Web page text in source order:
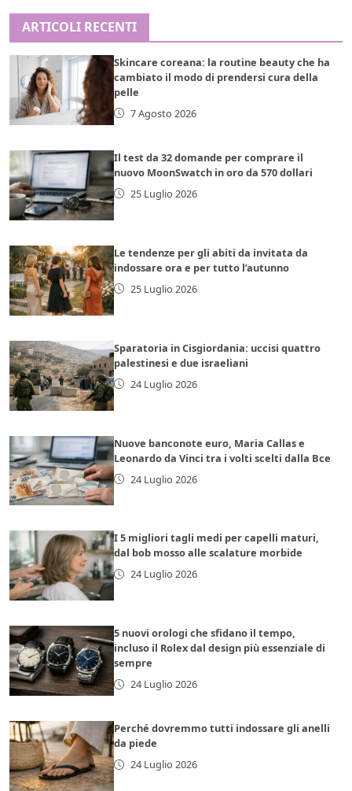
ARTICOLI RECENTI
Skincare coreana: la routine beauty che ha
cambiato il modo di prendersi cura della
pelle
7 Agosto 2026
Il test da 32 domande per comprare il
nuovo MoonSwatch in oro da 570 dollari
25 Luglio 2026
Le tendenze per gli abiti da invitata da
indossare ora e per tutto l’autunno
25 Luglio 2026
Sparatoria in Cisgiordania: uccisi quattro
palestinesi e due israeliani
24 Luglio 2026
Nuove banconote euro, Maria Callas e
Leonardo da Vinci tra i volti scelti dalla Bce
24 Luglio 2026
I 5 migliori tagli medi per capelli maturi,
dal bob mosso alle scalature morbide
24 Luglio 2026
5 nuovi orologi che sfidano il tempo,
incluso il Rolex dal design più essenziale di
sempre
24 Luglio 2026
Perché dovremmo tutti indossare gli anelli
da piede
24 Luglio 2026